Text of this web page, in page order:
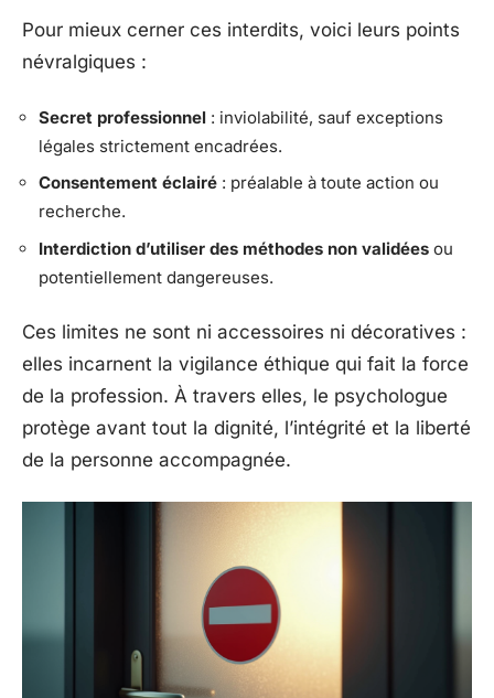
Pour mieux cerner ces interdits, voici leurs points
névralgiques :
Secret professionnel : inviolabilité, sauf exceptions
légales strictement encadrées.
Consentement éclairé : préalable à toute action ou
recherche.
Interdiction d’utiliser des méthodes non validées ou
potentiellement dangereuses.
Ces limites ne sont ni accessoires ni décoratives :
elles incarnent la vigilance éthique qui fait la force
de la profession. À travers elles, le psychologue
protège avant tout la dignité, l’intégrité et la liberté
de la personne accompagnée.